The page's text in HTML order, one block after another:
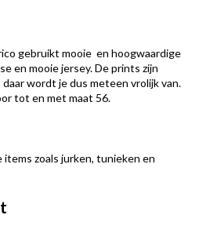
gebruikt mooie en hoogwaardige
en mooie jersey. De prints zijn
wordt je dus meteen vrolijk van.
tot en met maat 56.
zoals jurken, tunieken en